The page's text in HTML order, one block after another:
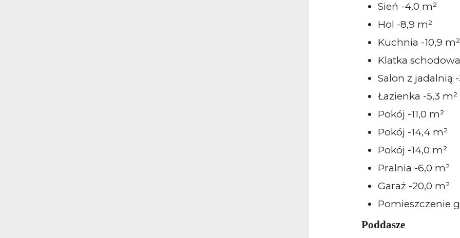
Sień -4,0 m²
Hol -8,9 m²
Kuchnia -10,9 m²
Klatka
Salon z jadalnią
Łazienka -5,3 m²
Pokój -11,0 m²
Pokój -14,4 m²
Pokój -14,0 m²
Pralnia -6,0 m²
Garaż -20,0 m²
Pomieszczenie
Poddasze